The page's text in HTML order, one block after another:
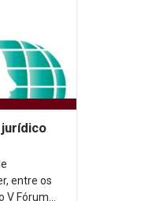
entre os
V Fórum